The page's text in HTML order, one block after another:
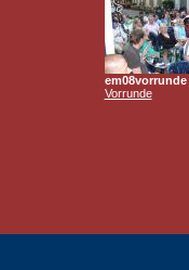
em08vorrunde
Vorrunde